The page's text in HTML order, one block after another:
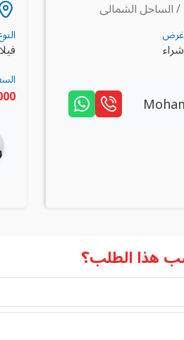
الشمالى
غرض
شراء
هذا الطلب؟